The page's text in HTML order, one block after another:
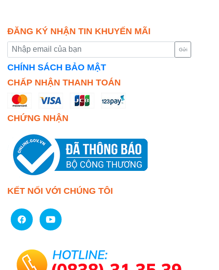
ĐĂNG KÝ NHẬN TIN KHUYẾN MÃI
Gửi
CHÍNH SÁCH BẢO MẬT
CHẤP NHẬN THANH TOÁN
CHỨNG NHẬN
KẾT NỐI VỚI CHÚNG TÔI